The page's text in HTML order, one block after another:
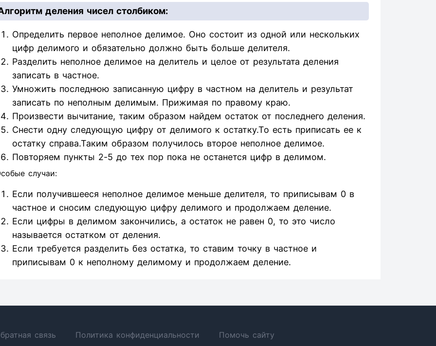
деления чисел столбиком:
Определить первое неполное делимое. Оно состоит из одной или нескольких
цифр делимого и обязательно должно быть больше делителя.
Разделить неполное делимое на делитель и целое от результата деления
записать в частное.
Умножить последнюю записанную цифру в частном на делитель и результат
записать по неполным делимым. Прижимая по правому краю.
Произвести вычитание, таким образом найдем остаток от последнего деления.
Снести одну следующую цифру от делимого к остатку.То есть приписать ее к
остатку справа.Таким образом получилось второе неполное делимое.
Повторяем пункты 2-5 до тех пор пока не останется цифр в делимом.
случаи:
Если получившееся неполное делимое меньше делителя, то приписывам 0 в
частное и сносим следующую цифру делимого и продолжаем деление.
Если цифры в делимом закончились, а остаток не равен 0, то это число
называется остатком от деления.
Если требуется разделить без остатка, то ставим точку в частное и
приписывам 0 к неполному делимому и продолжаем деление.
связь Политика конфиденциальности Помочь сайту